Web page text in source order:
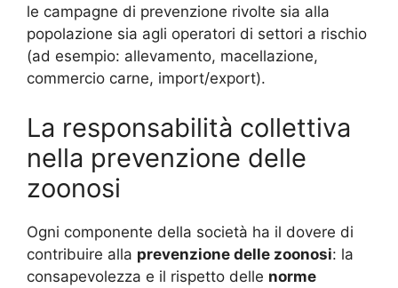
le campagne di prevenzione rivolte sia alla
popolazione sia agli operatori di settori a rischio
(ad esempio: allevamento, macellazione,
commercio carne, import/export).
La responsabilità collettiva
nella prevenzione delle
zoonosi
Ogni componente della società ha il dovere di
contribuire alla prevenzione delle zoonosi: la
consapevolezza e il rispetto delle norme